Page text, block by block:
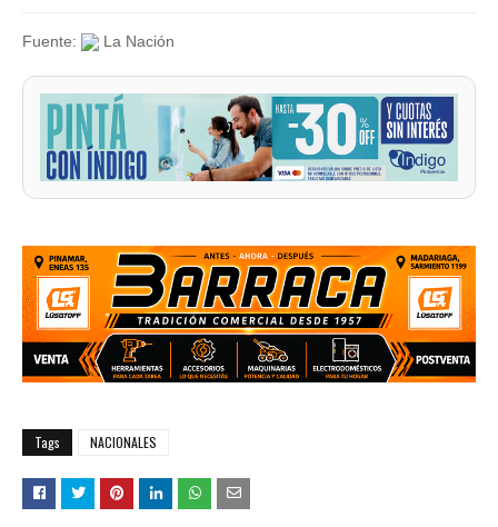
Fuente: La Nación
Tags NACIONALES